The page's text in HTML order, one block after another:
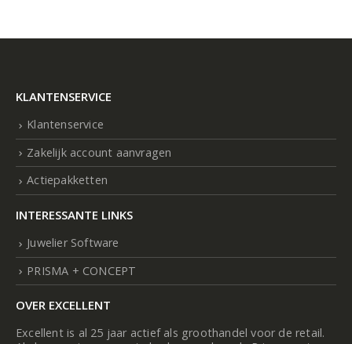
KLANTENSERVICE
Klantenservice
Zakelijk account aanvragen
Actiepakketten
INTERESSANTE LINKS
Juwelier Software
PRISMA + CONCEPT
OVER EXCELLENT
Excellent is al 25 jaar actief als groothandel voor de retail.